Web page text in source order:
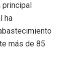
ha
más de 85